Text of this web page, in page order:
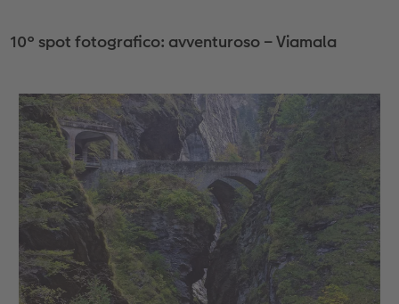
10° spot fotografico: avventuroso – Viamala